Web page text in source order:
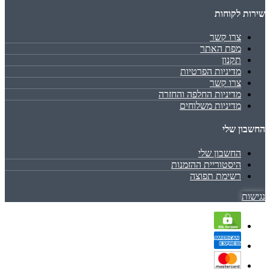
שירות לקוחות
צרו קשר
מפת האתר
תקנון
מדיניות הפרטיות
צרו קשר
מדיניות החלפה והחזרה
מדיניות משלוחים
החשבון שלי
החשבון שלי
היסטוריית ההזמנות
רשימת תפוצה
נגישות